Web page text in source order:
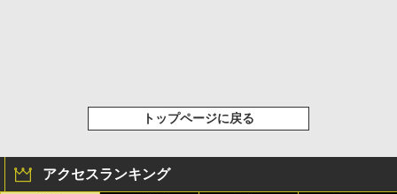
トップページに戻る
アクセスランキング